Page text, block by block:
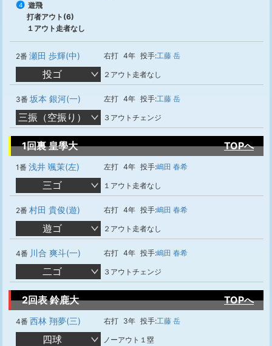
4
遊飛
打者アウト(6)
１アウト走者なし
2番 瀬田 歩輝(中) 右打 4年 投手:工藤 岳
投ゴ ２アウト走者なし
3番 坂本 銀河(一) 左打 4年 投手:工藤 岳
三振（空振り） ３アウトチェンジ
1回裏 皇學大 TOPへ
1番 浅井 颯茉(左) 左打 4年 投手:嶋田 春希
三ゴ １アウト走者なし
2番 村田 貴俊(遊) 右打 4年 投手:嶋田 春希
遊ゴ ２アウト走者なし
4番 川合 爽斗(一) 右打 4年 投手:嶋田 春希
二ゴ ３アウトチェンジ
2回表 鈴鹿大 TOPへ
4番 西林 翔夢(三) 右打 3年 投手:工藤 岳
四球 ノーアウト１塁